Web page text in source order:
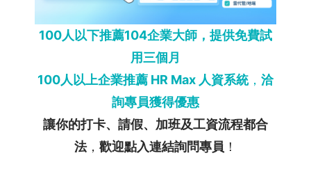
100人以下推薦104企業大師，提供免費試
用三個月
100人以上企業推薦 HR Max 人資系統， 洽
詢專員獲得優惠
讓你的打卡、請假、加班及工資流程都合
法， 歡迎點入連結詢問專員 ！